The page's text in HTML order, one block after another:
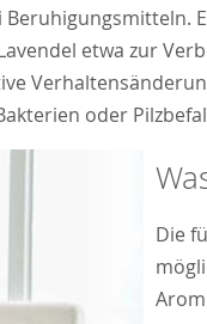
etwa zur
oder
Die